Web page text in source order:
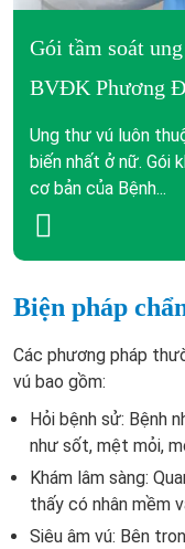
Gói tầm soát
BVĐK Phương
Ung thư vú luôn
biến nhất ở nữ. Gói
cơ bản của Bệnh...
Biện pháp
Các phương pháp
vú bao gồm:
Hỏi bệnh sử: Bệnh
như sốt, mệt mỏi,
Khám lâm sàng:
thấy có nhân mềm
Siêu âm vú: Bên